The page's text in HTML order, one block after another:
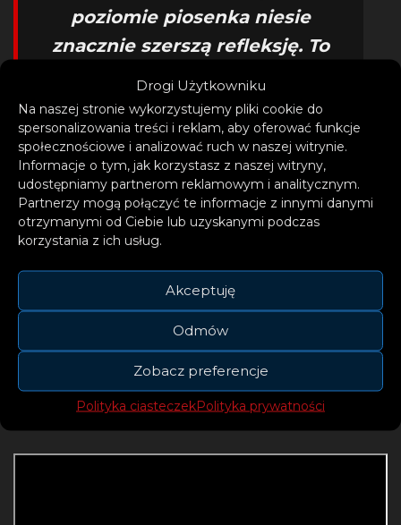
Drogi Użytkowniku
Na naszej stronie wykorzystujemy pliki cookie do
spersonalizowania treści i reklam, aby oferować funkcje
społecznościowe i analizować ruch w naszej witrynie.
Informacje o tym, jak korzystasz z naszej witryny,
udostępniamy partnerom reklamowym i analitycznym.
Partnerzy mogą połączyć te informacje z innymi danymi
otrzymanymi od Ciebie lub uzyskanymi podczas
korzystania z ich usług.
Akceptuję
Odmów
Zobacz preferencje
Polityka ciasteczekPolityka prywatności
poziomie piosenka niesie
znacznie szerszą refleksję. To
tym, jak sami zamykamy się w
więzieniu strachu,
niepewności i braku zdolności
do zmiany. Zdarza się, że w
kluczowych momentach nie
potrafimy spojrzeć na świat i
życie z innej perspektywy.
– opowiada Artysta o samym
singlu